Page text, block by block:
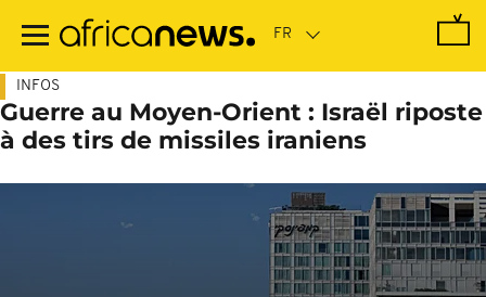
contenu
INFOS
Guerre au Moyen-Orient : Israël riposte
à des tirs de missiles iraniens